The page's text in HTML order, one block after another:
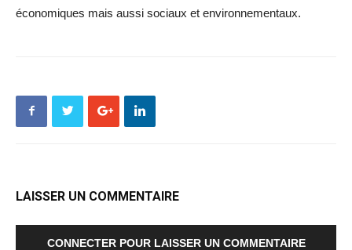
économiques mais aussi sociaux et environnementaux.
LAISSER UN COMMENTAIRE
CONNECTER POUR LAISSER UN COMMENTAIRE